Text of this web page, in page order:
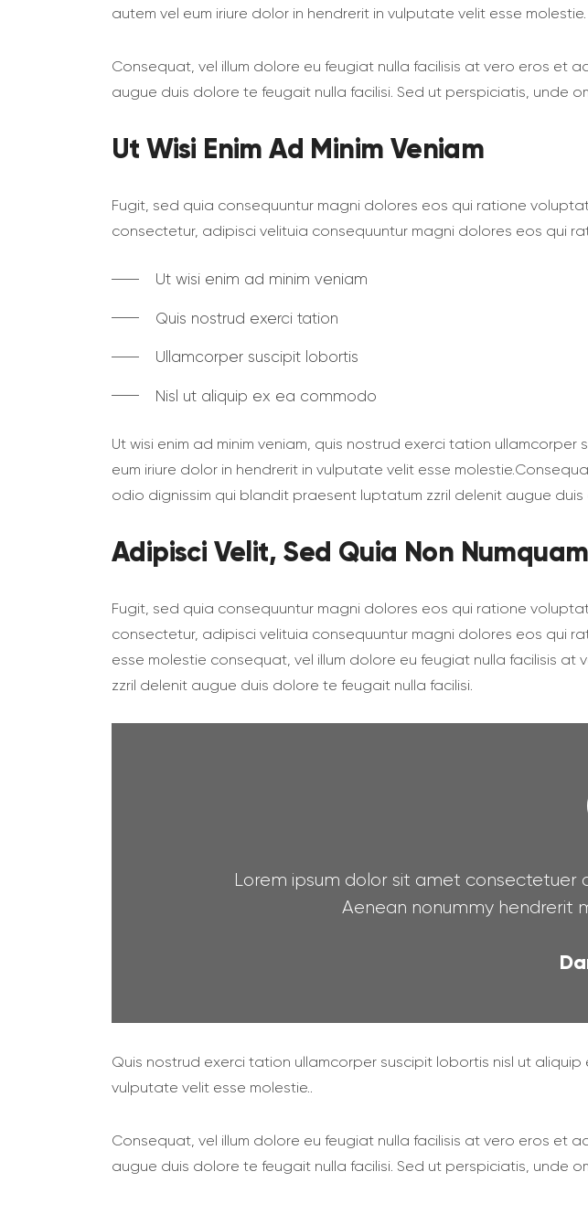
autem vel eum iriure dolor in hendrerit in vulputate velit esse molestie.
Сonsequat, vel illum dolore eu feugiat nulla facilisis at vero eros et
augue duis dolore te feugait nulla facilisi. Sed ut perspiciatis, unde
Ut Wisi Enim Ad Minim Veniam
Fugit, sed quia consequuntur magni dolores eos qui ratione
consectetur, adipisci velituia consequuntur magni dolores eos qui
Ut wisi enim ad minim veniam
Quis nostrud exerci tation
Ullamcorper suscipit lobortis
Nisl ut aliquip ex ea commodo
Ut wisi enim ad minim veniam, quis nostrud exerci tation
eum iriure dolor in hendrerit in vulputate velit esse
odio dignissim qui blandit praesent luptatum zzril delenit augue
Adipisci Velit, Sed Quia Non Numquam
Fugit, sed quia consequuntur magni dolores eos qui ratione
consectetur, adipisci velituia consequuntur magni dolores eos qui
esse molestie consequat, vel illum dolore eu feugiat nulla facilisis
zzril delenit augue duis dolore te feugait nulla facilisi.
Lorem ipsum dolor sit amet consectetuer
Aenean nonummy hendrerit
Quis nostrud exerci tation ullamcorper suscipit lobortis nisl ut
vulputate velit esse molestie..
Сonsequat, vel illum dolore eu feugiat nulla facilisis at vero eros et
augue duis dolore te feugait nulla facilisi. Sed ut perspiciatis, unde